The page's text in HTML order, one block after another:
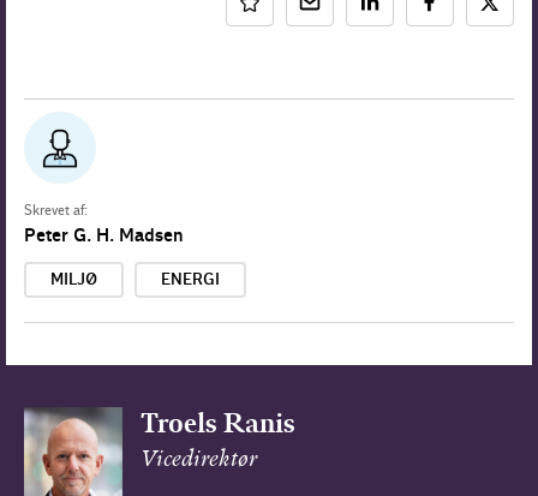
Skrevet af:
Peter G. H. Madsen
MILJØ ENERGI
Troels Ranis
Vicedirektør